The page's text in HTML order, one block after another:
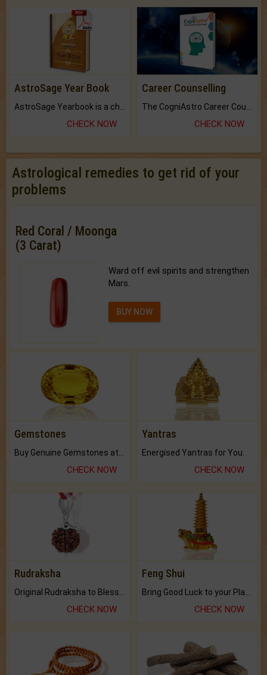
AstroSage Year Book
AstroSage Yearbook is a channel to fulfill your dreams and destiny.
CHECK NOW
Career Counselling
The CogniAstro Career Counselling Report is the most comprehensive report available on this topic.
CHECK NOW
Astrological remedies to get rid of your
problems
Red Coral / Moonga
(3 Carat)
Ward off evil spirits and strengthen
Mars.
BUY NOW
Gemstones
CHECK NOW
Yantras
Energised Yantras for You.
CHECK NOW
Rudraksha
CHECK NOW
Feng Shui
CHECK NOW